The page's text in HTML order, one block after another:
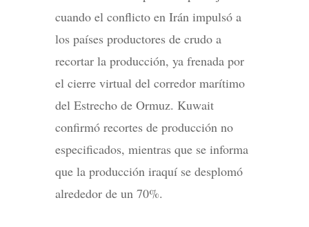
cuando el conflicto en Irán impulsó a
los países productores de crudo a
recortar la producción, ya frenada por
el cierre virtual del corredor marítimo
del Estrecho de Ormuz. Kuwait
confirmó recortes de producción no
especificados, mientras que se informa
que la producción iraquí se desplomó
alrededor de un 70%.